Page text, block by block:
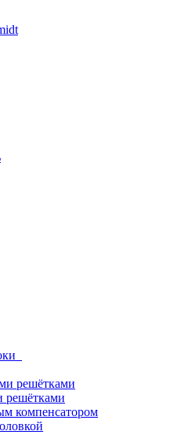
решётками
компенсатором